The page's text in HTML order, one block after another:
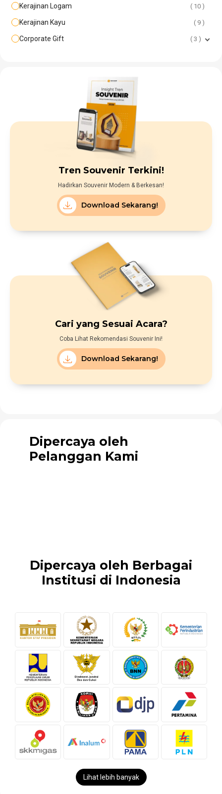
Kerajinan Logam 10
Kerajinan Kayu 9
Corporate Gift 3
Tren Souvenir Terkini!
Hadirkan Souvenir Modern & Berkesan!
Download Sekarang!
Cari yang Sesuai Acara?
Coba Lihat Rekomendasi Souvenir Ini!
Download Sekarang!
Dipercaya oleh
Pelanggan Kami
Dipercaya oleh Berbagai
Institusi di Indonesia
Lihat lebih banyak